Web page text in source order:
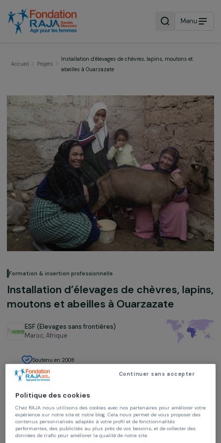
Menu
Installation d’élevages de chèvres, lapins, moutons et
Formation & insertion professionnelle
Installation d’élevages de chèvres,
moutons et abeilles à Ouarzazate
ESF (Elevages sans frontières)
Maroc,
Soutenu en 2008
Politique des cookies
Continuer sans accepter